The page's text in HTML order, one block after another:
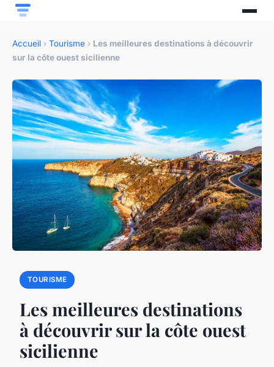
Accueil › Tourisme › Les meilleures destinations à découvrir
sur la côte ouest sicilienne
TOURISME
Les meilleures destinations
à découvrir sur la côte ouest
sicilienne